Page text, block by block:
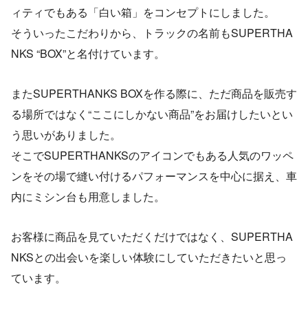
ィティでもある「白い箱」をコンセプトにしました。
そういったこだわりから、トラックの名前もSUPERTHA
NKS “BOX”と名付けています。
またSUPERTHANKS BOXを作る際に、ただ商品を販売す
る場所ではなく“ここにしかない商品”をお届けしたいとい
う思いがありました。
そこでSUPERTHANKSのアイコンでもある人気のワッペ
ンをその場で縫い付けるパフォーマンスを中心に据え、車
内にミシン台も用意しました。
お客様に商品を見ていただくだけではなく、SUPERTHA
NKSとの出会いを楽しい体験にしていただきたいと思っ
ています。